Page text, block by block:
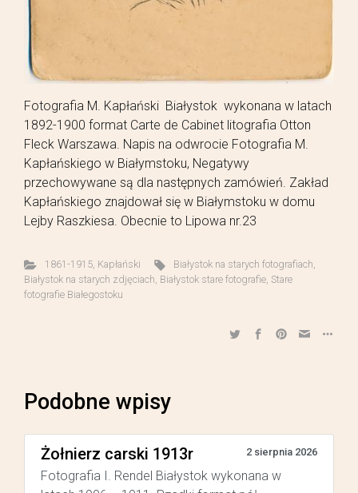
Fotografia M. Kapłański Białystok wykonana w latach
1892-1900 format Carte de Cabinet litografia Otton
Fleck Warszawa. Napis na odwrocie Fotografia M.
Kapłańskiego w Białymstoku, Negatywy
przechowywane są dla następnych zamówień. Zakład
Kapłańskiego znajdował się w Białymstoku w domu
Lejby Raszkiesa. Obecnie to Lipowa nr.23
1861-1915, Kapłański Białystok na starych fotografiach,
Białystok na starych zdjęciach, Białystok stare fotografie, Stare
fotografie Białegostoku
Podobne wpisy
Żołnierz carski 1913r 2 sierpnia 2026
Fotografia I. Rendel Białystok wykonana w